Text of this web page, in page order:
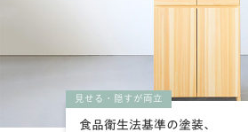
見せる・隠すが両立
食品衛生法基準の塗装、